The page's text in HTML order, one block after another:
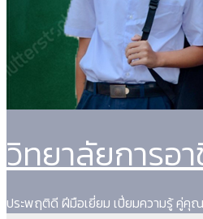
วิทยาลัยการอ
ประพฤติดี ฝีมือเยี่ยม เปี่ยมความรู้ คู่คุ